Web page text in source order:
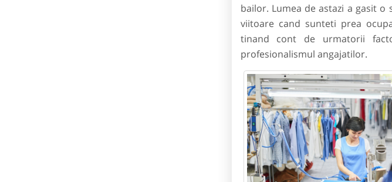
bailor. Lumea de astazi a gasit
viitoare cand sunteti prea
tinand cont de urmatorii
profesionalismul angajatilor.